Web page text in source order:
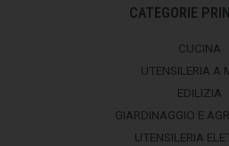
CATEGORIE
CUCINA
UTENSILERIA A
EDILIZIA
GIARDINAGGIO E
UTENSILERIA